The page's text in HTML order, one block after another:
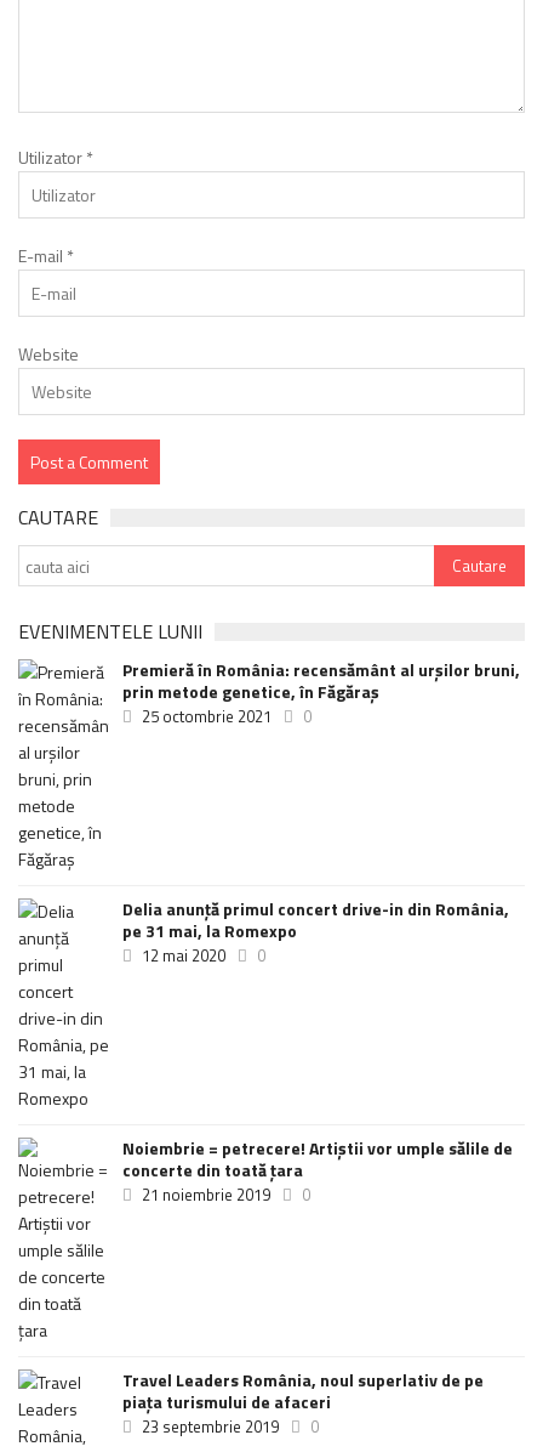
Utilizator*
E-mail *
Website
CAUTARE
EVENIMENTELE LUNII
Premieră în România: recensământ al urșilor bruni,
prin metode genetice, în Făgăraș
25 octombrie 2021 0
Delia anunţă primul concert drive-in din România,
pe 31 mai, la Romexpo
12 mai 2020 0
Noiembrie = petrecere! Artiștii vor umple sălile de
concerte din toată țara
21 noiembrie 2019 0
Travel Leaders România, noul superlativ de pe
piața turismului de afaceri
23 septembrie 2019 0